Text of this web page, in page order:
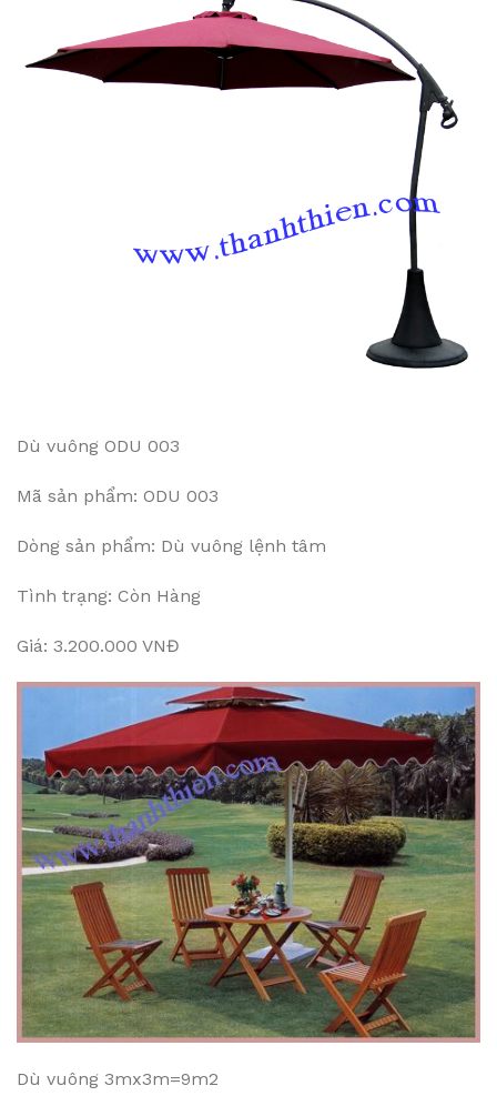
Dù vuông ODU 003
Mã sản phẩm: ODU 003
Dòng sản phẩm: Dù vuông lệnh tâm
Tình trạng: Còn Hàng
Giá: 3.200.000 VNĐ
Dù vuông 3mx3m=9m2